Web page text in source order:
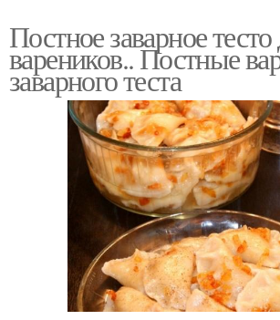
Постное заварное
вареников.. Постные
заварного теста